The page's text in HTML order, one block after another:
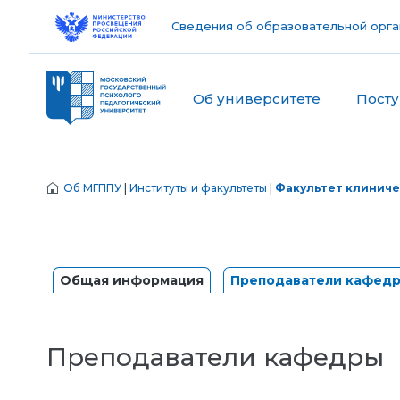
Сведения об образовательной
Об университете
Об МГППУ Институты и факультеты Факультет
Общая информация Преподаватели
Преподаватели кафедры